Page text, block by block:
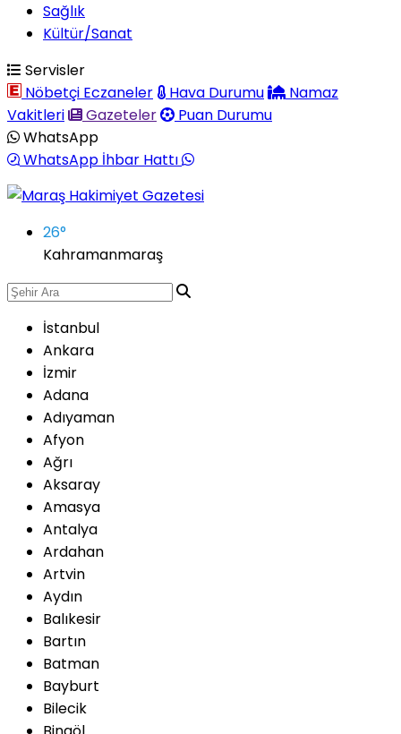
Sağlık
Kültür/Sanat
Servisler
Nöbetçi Eczaneler
Hava Durumu
Namaz
Vakitleri
Gazeteler
Puan Durumu
WhatsApp
WhatsApp İhbar Hattı
26°
Kahramanmaraş
İstanbul
Ankara
İzmir
Adana
Adıyaman
Afyon
Ağrı
Aksaray
Amasya
Antalya
Ardahan
Artvin
Aydın
Balıkesir
Bartın
Batman
Bayburt
Bilecik